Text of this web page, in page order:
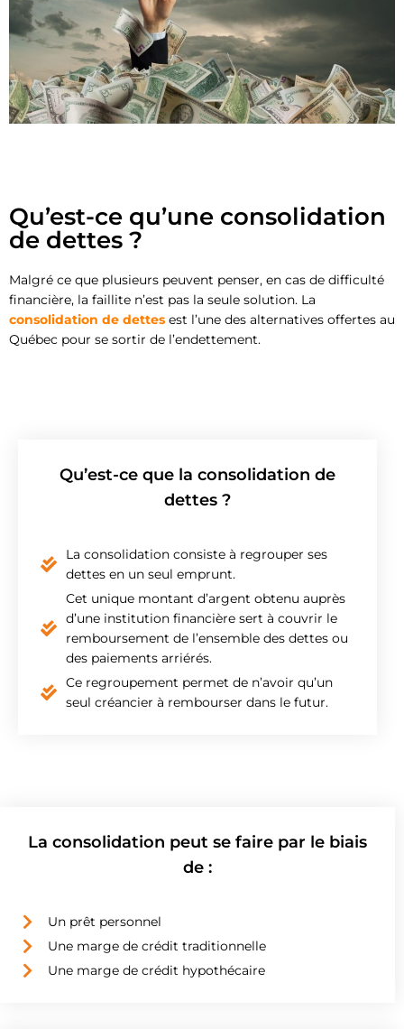
Qu’est-ce qu’une consolidation
de dettes ?
Malgré ce que plusieurs peuvent penser, en cas de difficulté
financière, la faillite n’est pas la seule solution. La
consolidation de dettes est l’une des alternatives offertes au
Québec pour se sortir de l’endettement.
Qu’est-ce que la consolidation de
dettes ?
La consolidation consiste à regrouper ses
dettes en un seul emprunt.
Cet unique montant d’argent obtenu auprès
d’une institution financière sert à couvrir le
remboursement de l’ensemble des dettes ou
des paiements arriérés.
Ce regroupement permet de n’avoir qu’un
seul créancier à rembourser dans le futur.
La consolidation peut se faire par le biais
de :
Un prêt personnel
Une marge de crédit traditionnelle
Une marge de crédit hypothécaire